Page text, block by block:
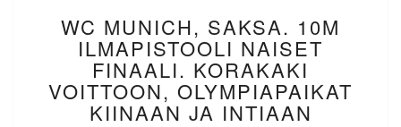
MUNICH,
SAKSA.
10M
ILMAPISTOOLI
NAISET
FINAALI.
WC MUNICH, SAKSA. 10M
ILMAPISTOOLI NAISET
FINAALI. KORAKAKI
VOITTOON, OLYMPIAPAIKAT
KIINAAN JA INTIAAN